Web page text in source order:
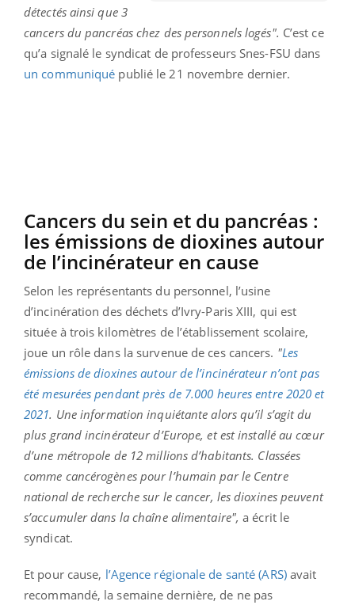
détectés ainsi que 3
cancers du pancréas chez des personnels logés". C’est ce
qu’a signalé le syndicat de professeurs Snes-FSU dans
un communiqué publié le 21 novembre dernier.
Cancers du sein et du pancréas :
les émissions de dioxines autour
de l’incinérateur en cause
Selon les représentants du personnel, l’usine
d’incinération des déchets d’Ivry-Paris XIII, qui est
située à trois kilomètres de l’établissement scolaire,
joue un rôle dans la survenue de ces cancers. "Les
émissions de dioxines autour de l’incinérateur n’ont pas
été mesurées pendant près de 7.000 heures entre 2020 et
2021. Une information inquiétante alors qu’il s’agit du
plus grand incinérateur d’Europe, et est installé au cœur
d’une métropole de 12 millions d’habitants. Classées
comme cancérogènes pour l’humain par le Centre
national de recherche sur le cancer, les dioxines peuvent
s’accumuler dans la chaîne alimentaire", a écrit le
syndicat.
Et pour cause, l’Agence régionale de santé (ARS)avait
recommandé, la semaine dernière, de ne pas